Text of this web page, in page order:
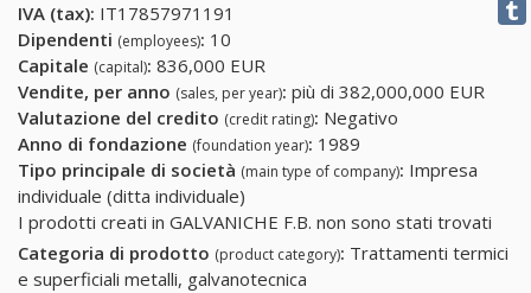
IVA (tax): IT17857971191
Dipendenti (employees): 10
Capitale (capital): 836,000 EUR
Vendite, per anno (sales, per year): più di 382,000,000 EUR
Valutazione del credito (credit rating): Negativo
Anno di fondazione (foundation year): 1989
Tipo principale di società (main type of company): Impresa
individuale (ditta individuale)
I prodotti creati in GALVANICHE F.B. non sono stati trovati
Categoria di prodotto (product category): Trattamenti termici
e superficiali metalli, galvanotecnica